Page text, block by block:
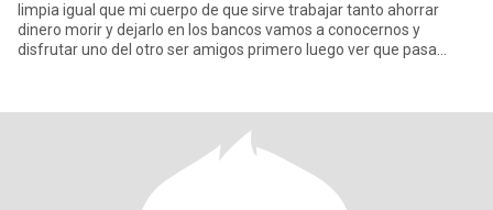
limpia igual que mi cuerpo de que sirve trabajar tanto ahorrar
dinero morir y dejarlo en los bancos vamos a conocernos y
disfrutar uno del otro ser amigos primero luego ver que pasa